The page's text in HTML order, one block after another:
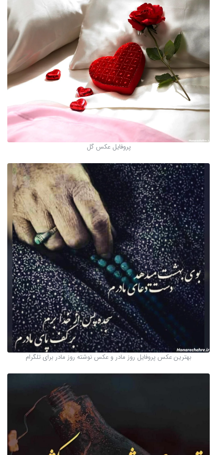
پروفایل عکس گل
بهترین عکس پروفایل روز مادر و عکس نوشته روز مادر برای تلگرام